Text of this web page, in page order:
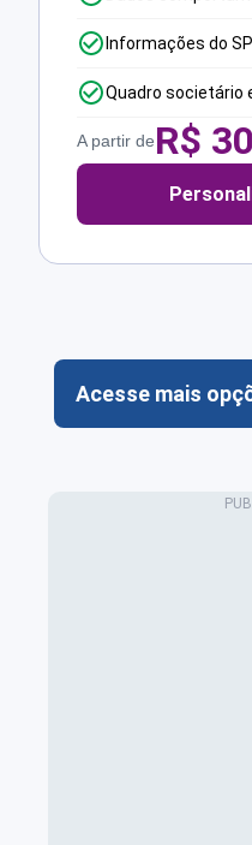
Informações do
Quadro societário
A partir deR$
Acesse mais